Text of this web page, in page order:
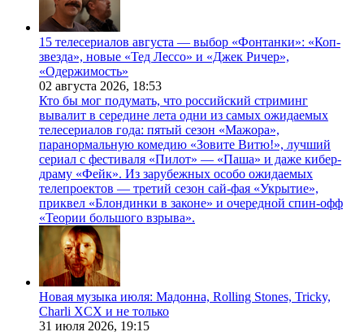
15 телесериалов августа — выбор «Фонтанки»: «Коп-
звезда», новые «Тед Лессо» и «Джек Ричер»,
«Одержимость»
02 августа 2026, 18:53
Кто бы мог подумать, что российский стриминг
вывалит в середине лета одни из самых ожидаемых
телесериалов года: пятый сезон «Мажора»,
паранормальную комедию «Зовите Витю!», лучший
сериал с фестиваля «Пилот» — «Паша» и даже кибер-
драму «Фейк». Из зарубежных особо ожидаемых
телепроектов — третий сезон сай-фая «Укрытие»,
приквел «Блондинки в законе» и очередной спин-офф
«Теории большого взрыва».
Новая музыка июля: Мадонна, Rolling Stones, Tricky,
Charli XCX и не только
31 июля 2026, 19:15